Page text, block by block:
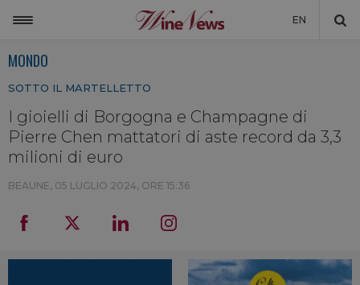
EN
NON SOLO VINO
LA CANTINA DI WINENEWS
DICONO DI NOI
MONDO
SOTTO IL MARTELLETTO
I gioielli di Borgogna e Champagne di
Pierre Chen mattatori di aste record da 3,3
milioni di euro
BEAUNE, 05 LUGLIO 2024, ORE 15:36